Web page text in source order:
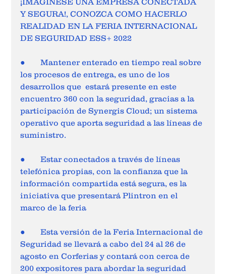
Y SEGURA!, CONOZCA COMO HACERLO
REALIDAD EN LA FERIA INTERNACIONAL
DE SEGURIDAD ESS+ 2022
●	Mantener enterado en tiempo real sobre
los procesos de entrega, es uno de los
desarrollos que  estará presente en este
encuentro 360 con la seguridad, gracias a la
participación de Synergis Cloud; un sistema
operativo que aporta seguridad a las líneas de
suministro.
●	Estar conectados a través de líneas
telefónica propias, con la confianza que la
información compartida está segura, es la
iniciativa que presentará Plintron en el
marco de la feria
●	Esta versión de la Feria Internacional de
Seguridad se llevará a cabo del 24 al 26 de
agosto en Corferias y contará con cerca de
200 expositores para abordar la seguridad